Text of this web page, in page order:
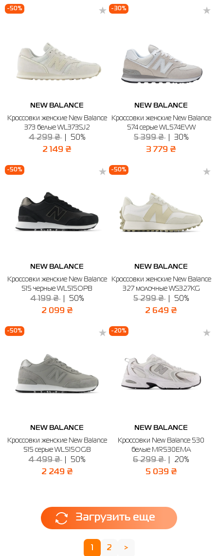
-50%
NEW BALANCE
Кроссовки женские New Balance
373 белые WL373SJ2
4 299 ₴ 50%
2 149 ₴
-30%
NEW BALANCE
Кроссовки женские New Balance
574 серые WL574EVW
5 399 ₴ 30%
3 779 ₴
-50%
NEW BALANCE
Кроссовки женские New Balance
515 черные WL515OPB
4 199 ₴ 50%
2 099 ₴
-50%
NEW BALANCE
Кроссовки женские New Balance
327 молочные WS327KG
5 299 ₴ 50%
2 649 ₴
-50%
NEW BALANCE
Кроссовки женские New Balance
515 серые WL515OGB
4 499 ₴ 50%
2 249 ₴
-20%
NEW BALANCE
Кроссовки New Balance 530
белые MR530EMA
6 299 ₴ 20%
5 039 ₴
Загрузить еще
2 >